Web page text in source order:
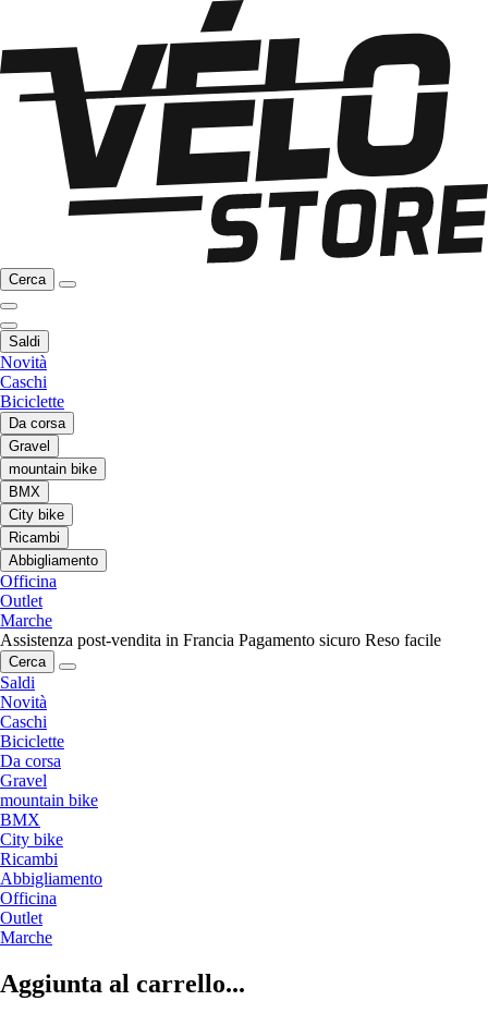
Cerca
Saldi
Novità
Caschi
Biciclette
Da corsa
Gravel
mountain bike
BMX
City bike
Ricambi
Abbigliamento
Officina
Outlet
Marche
Assistenza post-vendita in Francia Pagamento sicuro Reso facile
Cerca
Saldi
Novità
Caschi
Biciclette
Da corsa
Gravel
mountain bike
BMX
City bike
Ricambi
Abbigliamento
Officina
Outlet
Marche
Aggiunta al carrello...